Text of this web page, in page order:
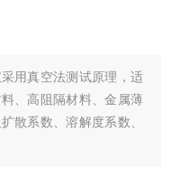
用真空法测试原理，适
、高阻隔材料、金属薄
散系数、溶解度系数、